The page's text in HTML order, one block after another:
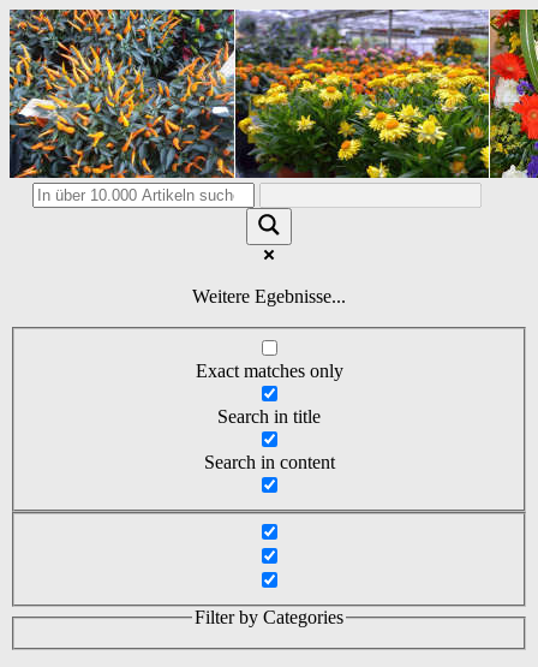
Weitere Egebnisse...
Exact matches only
Search in title
Search in content
Filter by Categories